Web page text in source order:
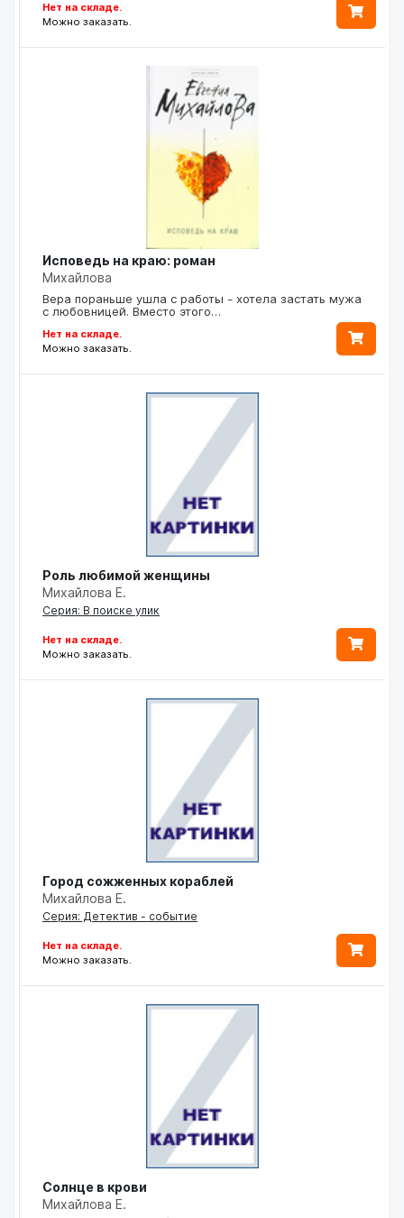
Нет на складе.
Можно заказать.
Исповедь на краю: роман
Михайлова
Вера пораньше ушла с работы - хотела застать мужа
с любовницей. Вместо этого…
Нет на складе.
Можно заказать.
Роль любимой женщины
Михайлова Е.
Серия: В поиске улик
Нет на складе.
Можно заказать.
Город сожженных кораблей
Михайлова Е.
Серия: Детектив - событие
Нет на складе.
Можно заказать.
Солнце в крови
Михайлова Е.